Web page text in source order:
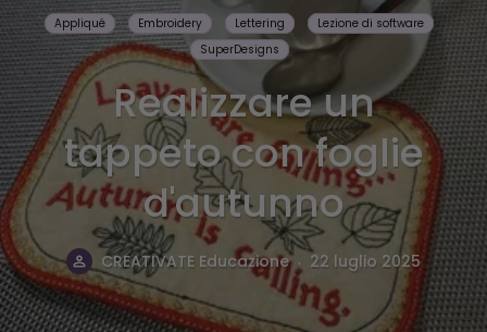
Appliqué Embroidery Lettering
Lezione di software
SuperDesigns
Realizzare un
tappeto con foglie
d'autunno
CREATIVATE Educazione . 22 luglio 2025